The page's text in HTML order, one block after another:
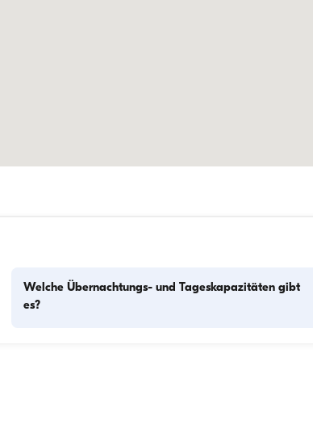
Welche Übernachtungs- und Tageskapazitäten gibt
es?